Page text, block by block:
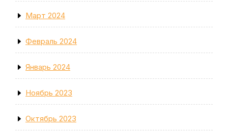
Март 2024
Февраль 2024
Январь 2024
Ноябрь 2023
Октябрь 2023